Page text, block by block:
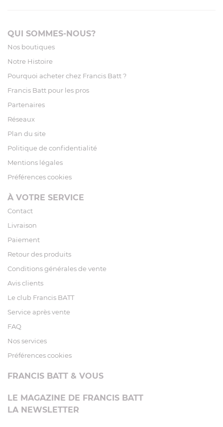
QUI SOMMES-NOUS?
Nos boutiques
Notre Histoire
Pourquoi acheter chez Francis Batt ?
Francis Batt pour les pros
Partenaires
Réseaux
Plan du site
Politique de confidentialité
Mentions légales
Préférences cookies
À VOTRE SERVICE
Contact
Livraison
Paiement
Retour des produits
Conditions générales de vente
Avis clients
Le club Francis BATT
Service après vente
FAQ
Nos services
Préférences cookies
FRANCIS BATT & VOUS
LE MAGAZINE DE FRANCIS BATT
LA NEWSLETTER